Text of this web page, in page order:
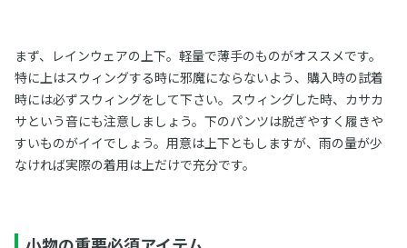
まず、レインウェアの上下。軽量で薄手のものがオススメです。
特に上はスウィングする時に邪魔にならないよう、購入時の試着
時には必ずスウィングをして下さい。スウィングした時、カサカ
サという音にも注意しましょう。下のパンツは脱ぎやすく履きや
すいものがイイでしょう。用意は上下ともしますが、雨の量が少
なければ実際の着用は上だけで充分です。